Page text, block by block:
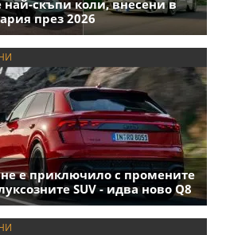
най-скъпи коли, внесени в
през 2026
е приключило с промените
SUV - идва ново Q8